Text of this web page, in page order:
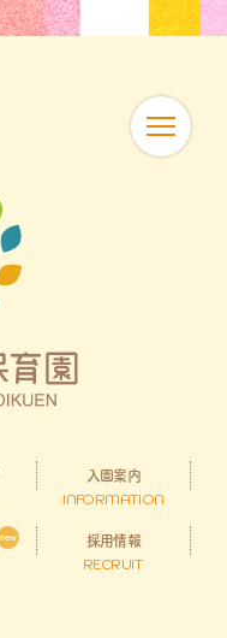
入園案内
INFORMATION
採用情報
RECRUIT